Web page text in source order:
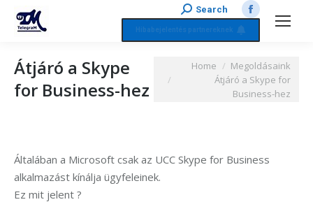
Search:
Search
Facebook
in
new
Hibabejelentés partnereknek
Átjáró a Skype
for Business-hez
You are here:
Home
Megoldásaink
Átjáró a Skype for
Business-hez
Általában a Microsoft csak az UCC Skype for Business
alkalmazást kínálja ügyfeleinek.
Ez mit jelent ?